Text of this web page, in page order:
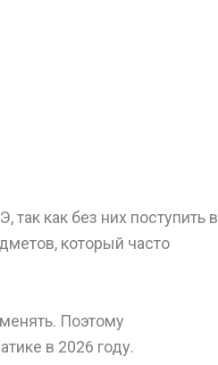
как без них поступить в
который часто
Поэтому
в 2026 году.